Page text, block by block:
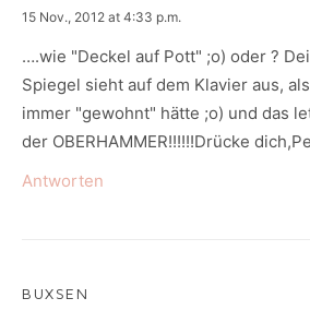
says:
15 Nov., 2012 at 4:33 p.m.
….wie "Deckel auf Pott" ;o) oder ?
Spiegel sieht auf dem Klavier aus,
immer "gewohnt" hätte ;o) und das
der OBERHAMMER!!!!!!Drücke
Antworten
BUXSEN